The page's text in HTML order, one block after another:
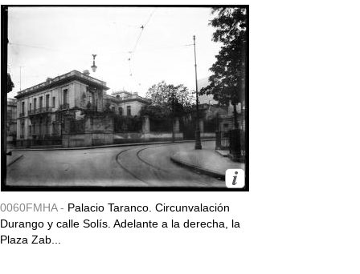
0060FMHA - Palacio Taranco. Circunvalación
Durango y calle Solís. Adelante a la derecha, la
Plaza Zab...